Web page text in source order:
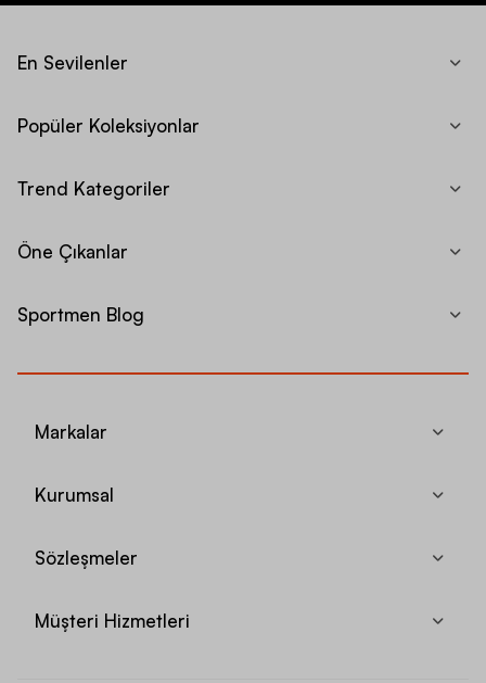
En Sevilenler
Popüler Koleksiyonlar
Trend Kategoriler
Öne Çıkanlar
Sportmen Blog
Markalar
Kurumsal
Sözleşmeler
Müşteri Hizmetleri